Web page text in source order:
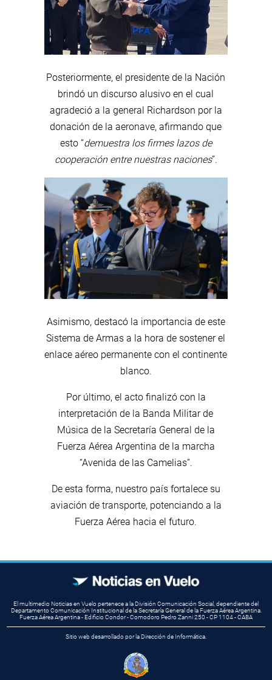
Posteriormente, el presidente de la Nación
brindó un discurso alusivo en el cual
agradeció a la general Richardson por la
donación de la aeronave, afirmando que
esto “demuestra los firmes lazos de
cooperación entre nuestras naciones”.
Asimismo, destacó la importancia de este
Sistema de Armas a la hora de sostener el
enlace aéreo permanente con el continente
blanco.
Por último, el acto finalizó con la
interpretación de la Banda Militar de
Música de la Secretaría General de la
Fuerza Aérea Argentina de la marcha
“Avenida de las Camelias”.
De esta forma, nuestro país fortalece su
aviación de transporte, potenciando a la
Fuerza Aérea hacia el futuro.
El multimedio Noticias en Vuelo pertenece a la División Comunicación Social, dependiente del
Departamento Comunicación Institucional de la Secretaría General de la Fuerza Aérea Argentina.
Fuerza Aérea Argentina - Edificio Condor - Comodoro Pedro Zanni 250 - CP 1104 - CABA
Sitio web desarrollado por la Dirección de Informática.